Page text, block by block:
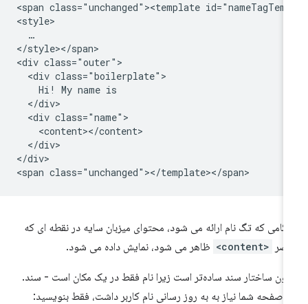
<span class="unchanged"><template
<style>
  …
</style></span>
<div class="outer">
  <div class="boilerplate">
    Hi! My name is
  </div>
  <div class="name">
    <content></content>
  </div>
</div>
که تگ نام ارائه می شود، محتوای میزبان سایه در نقطه ای که
<content> ظاهر می شود، نمایش داده می شود.
ساختار سند ساده‌تر است زیرا نام فقط در یک مکان است - سند.
صفحه شما نیاز به به روز رسانی نام کاربر داشت، فقط بنویسید: